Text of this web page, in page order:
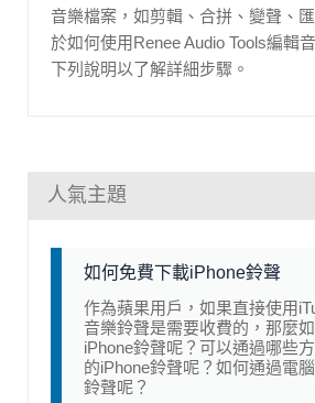
音樂檔案，如剪輯、合拼、變聲、
於如何使用Renee Audio Tools編輯
下列說明以了解詳細步驟。
人氣主題
如何免費下載iPhone鈴聲
作為蘋果用戶，如果直接使用
音樂鈴聲是需要收費的，那麼
iPhone鈴聲呢？可以通過哪些
的iPhone鈴聲呢？如何通過電
鈴聲呢？